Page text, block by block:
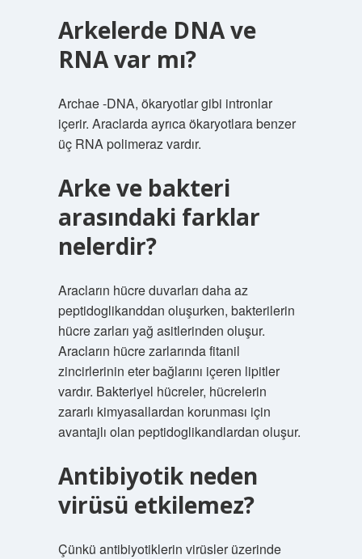
Arkelerde DNA ve
RNA var mı?
Archae -DNA, ökaryotlar gibi intronlar
içerir. Araclarda ayrıca ökaryotlara benzer
üç RNA polimeraz vardır.
Arke ve bakteri
arasındaki farklar
nelerdir?
Aracların hücre duvarları daha az
peptidoglikanddan oluşurken, bakterilerin
hücre zarları yağ asitlerinden oluşur.
Aracların hücre zarlarında fitanil
zincirlerinin eter bağlarını içeren lipitler
vardır. Bakteriyel hücreler, hücrelerin
zararlı kimyasallardan korunması için
avantajlı olan peptidoglikandlardan oluşur.
Antibiyotik neden
virüsü etkilemez?
Çünkü antibiyotiklerin virüsler üzerinde